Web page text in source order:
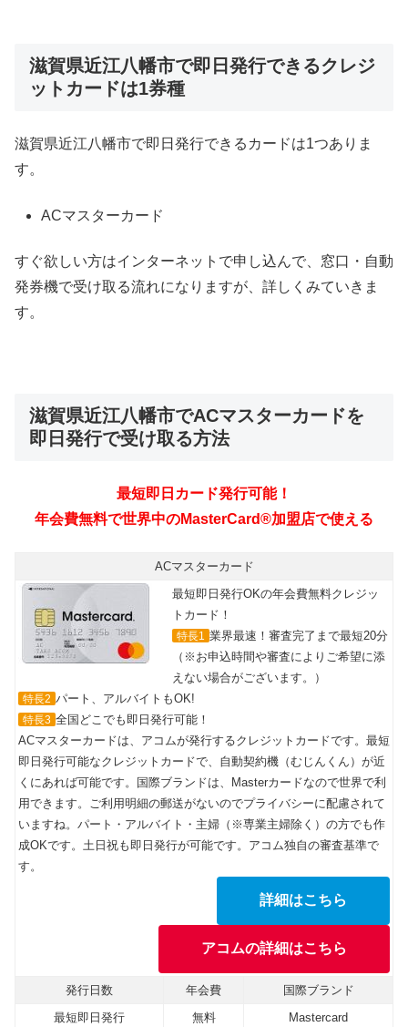
滋賀県近江八幡市で即日発行できるクレジ
ットカードは1券種
滋賀県近江八幡市で即日発行できるカードは1つありま
す。
ACマスターカード
すぐ欲しい方はインターネットで申し込んで、窓口・自動
発券機で受け取る流れになりますが、詳しくみていきま
す。
滋賀県近江八幡市でACマスターカードを
即日発行で受け取る方法
ACマスターカード
最短即日発行OKの年会費無料クレジッ
トカード！
特長1 業界最速！審査完了まで最短20分
（※お申込時間や審査によりご希望に添
えない場合がございます。）
特長2 パート、アルバイトもOK!
特長3 全国どこでも即日発行可能！
ACマスターカードは、アコムが発行するクレジットカードです。最短
即日発行可能なクレジットカードで、自動契約機（むじんくん）が近
くにあれば可能です。国際ブランドは、Masterカードなので世界で利
用できます。ご利用明細の郵送がないのでプライバシーに配慮されて
いますね。パート・アルバイト・主婦（※専業主婦除く）の方でも作
成OKです。土日祝も即日発行が可能です。アコム独自の審査基準で
す。
詳細はこちら
アコムの詳細はこちら
発行日数 年会費
国際ブランド
最短即日発行
無料 Mastercard